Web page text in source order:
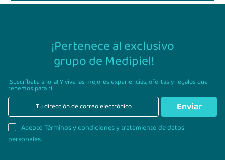
¡Pertenece al exclusivo
grupo de Medipiel!
¡Suscríbete ahora! Y vive las mejores experiencias,ofertas y regalos que
tenemos para ti
Enviar
Acepto Términos y condiciones y tratamiento de datos
personales.